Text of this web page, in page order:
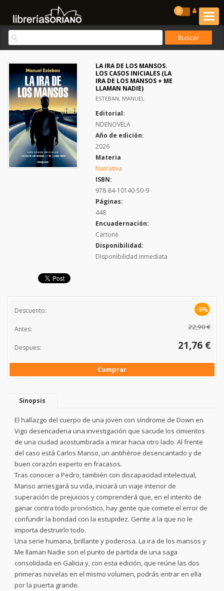
0
LA IRA DE LOS MANSOS.
LOS CASOS INICIALES (LA
IRA DE LOS MANSOS + ME
LLAMAN NADIE)
ESTEBAN, MANUEL
Editorial:
NDENOVELA
Año de edición:
2026
Materia
Narrativa
ISBN:
978-84-10140-50-9
Páginas:
448
Encuadernación:
Cartoné
Disponibilidad:
Disponibilidad inmediata
Descuento: -5%
Antes: 22,90 €
Despues: 21,76 €
Comprar
Sinopsis
El hallazgo del cuerpo de una joven con síndrome de Down en
Vigo desencadena una investigación que sacude los cimientos
de una ciudad acostumbrada a mirar hacia otro lado. Al frente
del caso está Carlos Manso, un antihéroe desencantado y de
buen corazón experto en fracasos.
Tras conocer a Pedro, también con discapacidad intelectual,
Manso arriesgará su vida, iniciará un viaje interior de
superación de prejuicios y comprenderá que, en el intento de
ganar contra todo pronóstico, hay gente que comete el error de
confundir la bondad con la estupidez. Gente a la que no le
importa destruirlo todo.
Una serie humana, brillante y poderosa. La ira de los mansos y
Me llaman Nadie son el punto de partida de una saga
consolidada en Galicia y, con esta edición, que reúne las dos
primeras novelas en el mismo volumen, podrás entrar en ella
por la puerta grande.